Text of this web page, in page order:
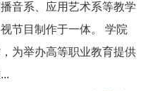
音系、应用艺术系等教学
节目制作于一体。 学院
为举办高等职业教育提供